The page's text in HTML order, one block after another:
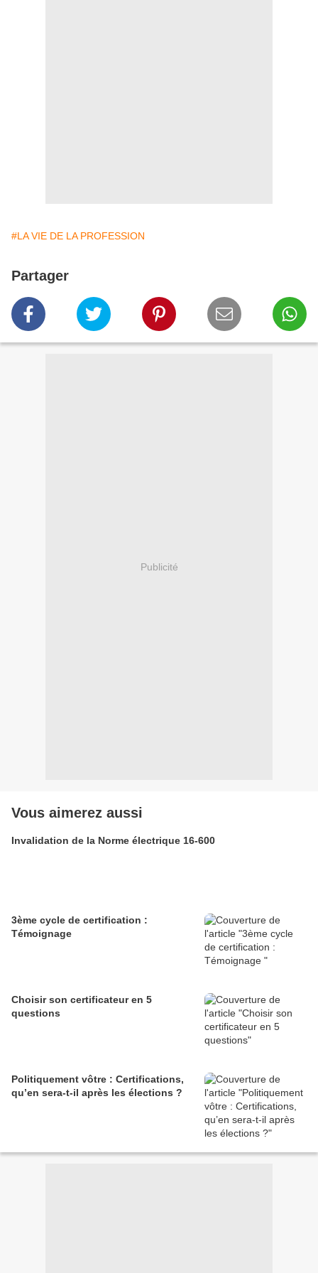
#LA VIE DE LA PROFESSION
Partager
Publicité
Vous aimerez aussi
Invalidation de la Norme électrique 16-600
3ème cycle de certification :
Témoignage
Choisir son certificateur en 5
questions
Politiquement vôtre : Certifications,
qu’en sera-t-il après les élections ?